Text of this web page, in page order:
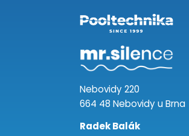
Nebovidy 220
664 48 Nebovidy u Brna
Radek Balák